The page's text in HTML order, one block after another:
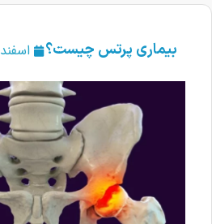
بیماری پرتس چیست؟ اسفند 22, 1403